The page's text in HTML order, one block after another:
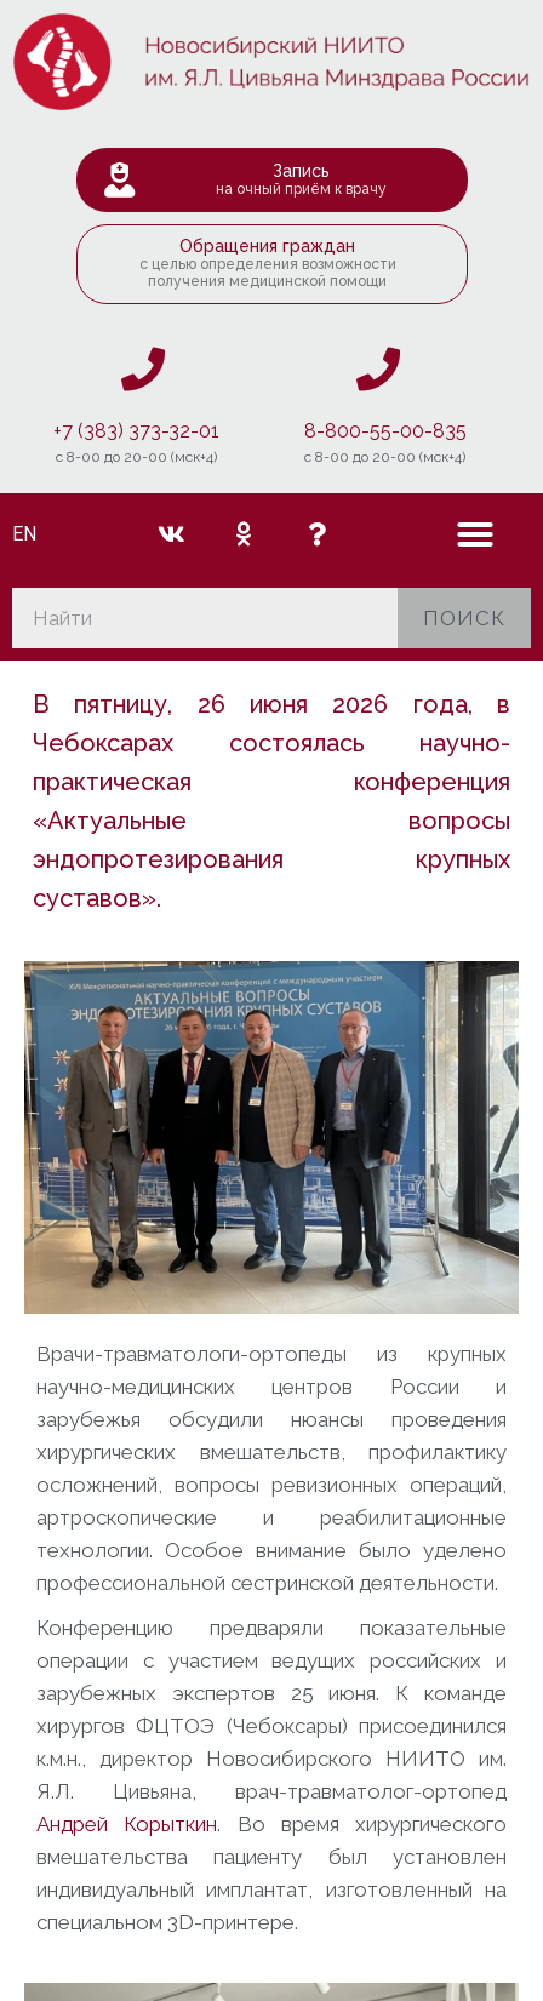
Запись
на очный приём к врачу
Обращения граждан
с целью определения возможности
получения медицинской помощи
+7 (383) 373-32-01
c 8-00 до 20-00 (мск+4)
8-800-55-00-835
c 8-00 до 20-00 (мск+4)
EN
ПОИСК
В пятницу, 26 июня 2026 года, в
Чебоксарах состоялась научно-
практическая конференция
«Актуальные вопросы
эндопротезирования крупных
суставов».
Врачи-травматологи-ортопеды из крупных
научно-медицинских центров России и
зарубежья обсудили нюансы проведения
хирургических вмешательств, профилактику
осложнений, вопросы ревизионных операций,
артроскопические и реабилитационные
технологии. Особое внимание было уделено
профессиональной сестринской деятельности.
Конференцию предваряли показательные
операции с участием ведущих российских и
зарубежных экспертов 25 июня. К команде
хирургов ФЦТОЭ (Чебоксары) присоединился
к.м.н., директор Новосибирского НИИТО им.
Я.Л. Цивьяна, врач-травматолог-ортопед
Андрей Корыткин. Во время хирургического
вмешательства пациенту был установлен
индивидуальный имплантат, изготовленный на
специальном 3D-принтере.